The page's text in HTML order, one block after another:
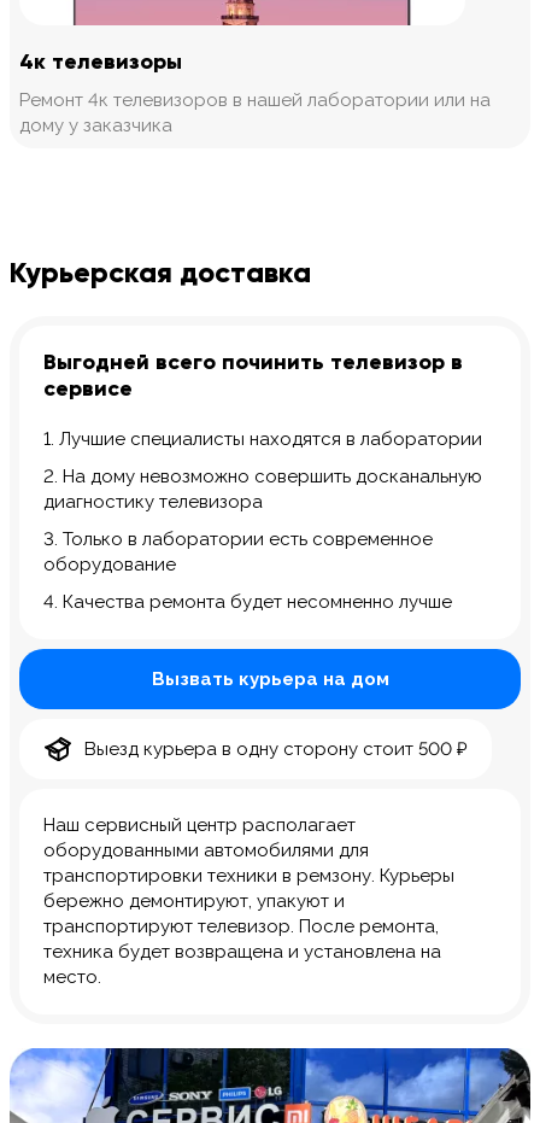
4к телевизоры
Ремонт 4к телевизоров в нашей лаборатории или на
дому у заказчика
Курьерская доставка
Выгодней всего починить телевизор в
сервисе
1. Лучшие специалисты находятся в лаборатории
2. На дому невозможно совершить досканальную
диагностику телевизора
3. Только в лаборатории есть современное
оборудование
4. Качества ремонта будет несомненно лучше
Наш сервисный центр располагает
оборудованными автомобилями для
транспортировки техники в ремзону. Курьеры
бережно демонтируют, упакуют и
транспортируют телевизор. После ремонта,
техника будет возвращена и установлена на
место.
Вызвать курьера на дом
Выезд курьера в одну сторону стоит 500 ₽